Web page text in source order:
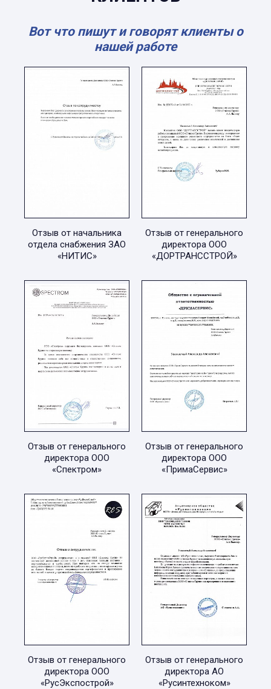
Вот что пишут и говорят клиенты о
нашей работе
Отзыв от начальника
отдела снабжения ЗАО
«НИТИС»
Отзыв от генерального
директора ООО
«ДОРТРАНССТРОЙ»
Отзыв от генерального
директора ООО
«Спектром»
Отзыв от генерального
директора ООО
«ПримаСервис»
Отзыв от генерального
директора ООО
«РусЭкспострой»
Отзыв от генерального
директора АО
«Русинтехноком»